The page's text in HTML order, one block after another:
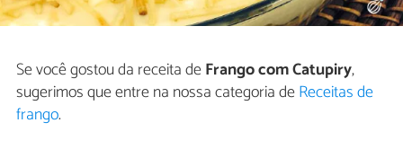
Se você gostou da receita deFrango com Catupiry,
sugerimos que entre na nossa categoria deReceitas de
frango.